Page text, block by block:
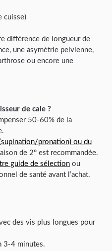
cuisse)
différence de longueur de
une asymétrie pelvienne,
ou encore une
de cale ?
50-60% de la
pronation) ou du
de 2° est recommandée.
guide de sélection ou
de santé avant l’achat.
des vis plus longues pour
3-4 minutes.